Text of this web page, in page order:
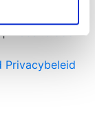
Privacybeleid